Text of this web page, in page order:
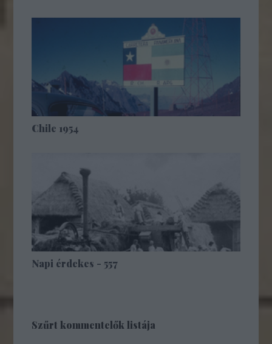
Chile 1954
Napi érdekes - 557
Szűrt kommentelők listája